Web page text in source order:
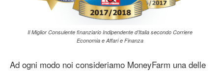
Il Miglior Consulente finanziario Indipendente d’Italia secondo Corriere
Economia e Affari e Finanza
Ad ogni modo noi consideriamo MoneyFarm una delle